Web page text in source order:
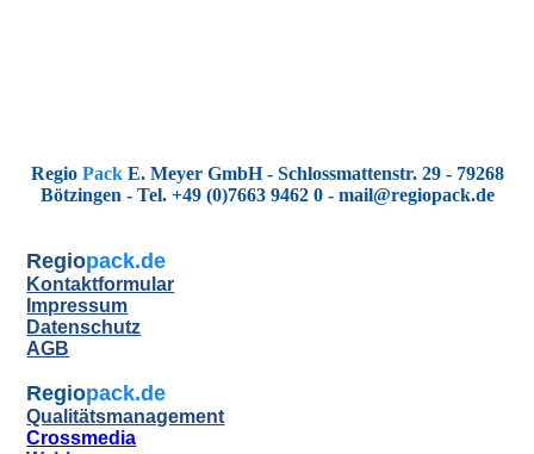
Regio PackE. Meyer GmbH - Schlossmattenstr. 29 - 79268
Bötzingen - Tel. +49 (0)7663 9462 0 - mail@regiopack.de
Regiopack.de
Kontaktformular
Impressum
Datenschutz
AGB
Regiopack.de
Qualitätsmanagement
Crossmedia